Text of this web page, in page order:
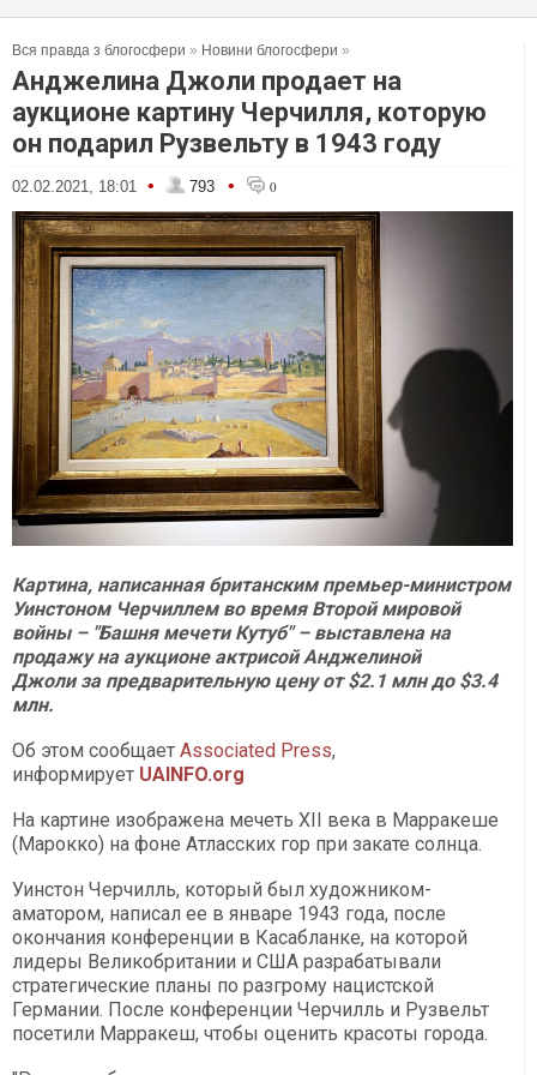
Вся правда з блогосфери » Новини блогосфери »
Анджелина Джоли продает на
аукционе картину Черчилля, которую
он подарил Рузвельту в 1943 году
02.02.2021, 18:01 • 793 • 0
Картина, написанная британским премьер-министром
Уинстоном Черчиллем во время Второй мировой
войны – "Башня мечети Кутуб" – выставлена на
продажу на аукционе актрисой Анджелиной
Джоли за предварительную цену от $2.1 млн до $3.4
млн.
Об этом сообщает Associated Press,
информирует UAINFO.org
На картине изображена мечеть XII века в Марракеше
(Марокко) на фоне Атласских гор при закате солнца.
Уинстон Черчилль, который был художником-
аматором, написал ее в январе 1943 года, после
окончания конференции в Касабланке, на которой
лидеры Великобритании и США разрабатывали
стратегические планы по разгрому нацистской
Германии. После конференции Черчилль и Рузвельт
посетили Марракеш, чтобы оценить красоты города.